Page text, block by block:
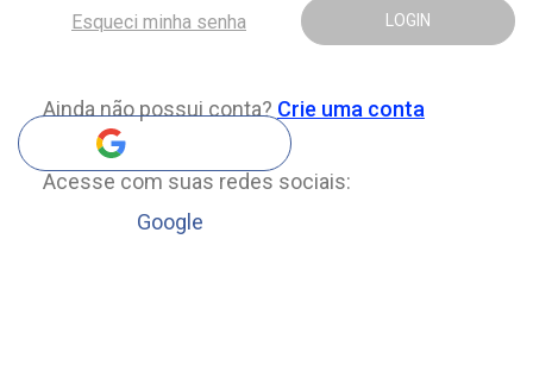
LOGIN
Esqueci minha senha
Ainda não possui conta? Crie uma conta
Acesse com suas redes sociais:
Google